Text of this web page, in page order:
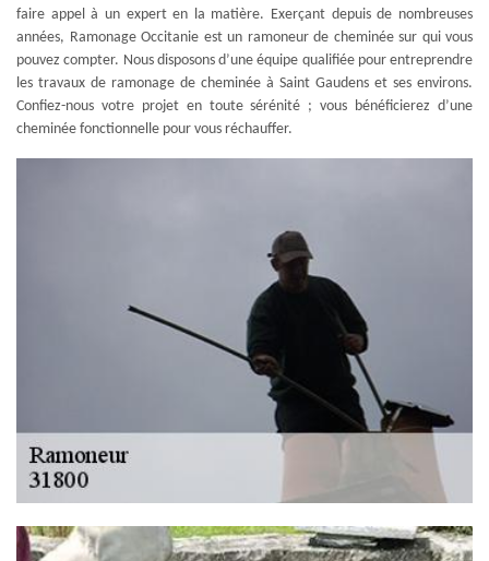
faire appel à un expert en la matière. Exerçant depuis de nombreuses
années, Ramonage Occitanie est un ramoneur de cheminée sur qui vous
pouvez compter. Nous disposons d’une équipe qualifiée pour entreprendre
les travaux de ramonage de cheminée à Saint Gaudens et ses environs.
Confiez-nous votre projet en toute sérénité ; vous bénéficierez d’une
cheminée fonctionnelle pour vous réchauffer.